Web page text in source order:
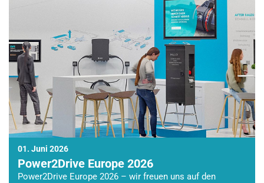
01. Juni 2026
Power2Drive Europe 2026
Power2Drive Europe 2026 – wir freuen uns auf den